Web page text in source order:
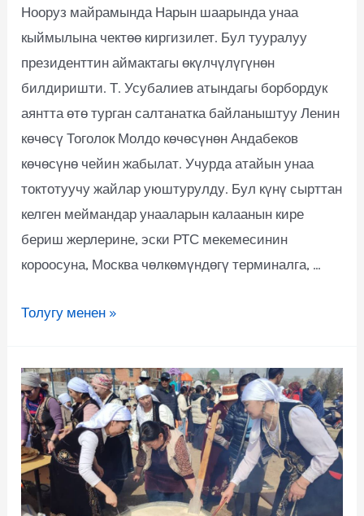
Нооруз майрамында Нарын шаарында унаа
кыймылына чектөө киргизилет. Бул тууралуу
президенттин аймактагы өкүлчүлүгүнөн
билдиришти. Т. Усубалиев атындагы борбордук
аянтта өтө турган салтанатка байланыштуу Ленин
көчөсү Тоголок Молдо көчөсүнөн Андабеков
көчөсүнө чейин жабылат. Учурда атайын унаа
токтотуучу жайлар уюштурулду. Бул күнү сырттан
келген меймандар унааларын калаанын кире
бериш жерлерине, эски РТС мекемесинин
короосуна, Москва чөлкөмүндөгү терминалга, …
Толугу менен »